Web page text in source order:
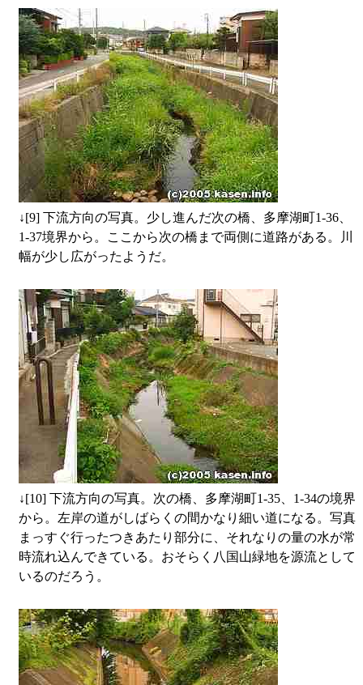
↓[9] 下流方向の写真。少し進んだ次の橋、多摩湖町1-36、
1-37境界から。ここから次の橋まで両側に道路がある。川
幅が少し広がったようだ。
↓[10] 下流方向の写真。次の橋、多摩湖町1-35、1-34の境界
から。左岸の道がしばらくの間かなり細い道になる。写真
まっすぐ行ったつきあたり部分に、それなりの量の水が常
時流れ込んできている。おそらく八国山緑地を源流として
いるのだろう。